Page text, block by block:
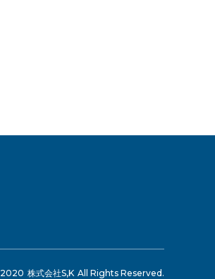
2020 株式会社S,K All Rights Reserved.